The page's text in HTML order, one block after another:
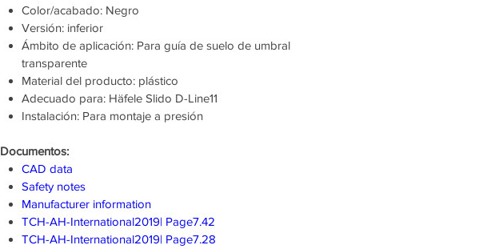
Color/acabado: Negro
Versión: inferior
Ámbito de aplicación: Para guía de suelo de umbral
transparente
Material del producto: plástico
Adecuado para: Häfele Slido D-Line11
Instalación: Para montaje a presión
Documentos:
CAD data
Safety notes
Manufacturer information
TCH-AH-International2019| Page7.42
TCH-AH-International2019| Page7.28